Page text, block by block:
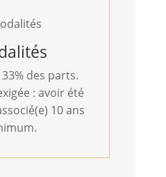
des parts.
: avoir été
10 ans